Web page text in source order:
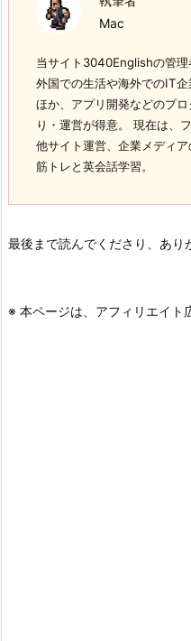
Mac
当サイト3040Englishの管理
外国での生活や海外でのIT
ほか、アプリ開発などのプ
り・運営が得意。 現在は、
他サイト運営、企業メディ
筋トレと英会話学習。
最後まで読んでくださり、あり
※ 本ページは、アフィリエイト